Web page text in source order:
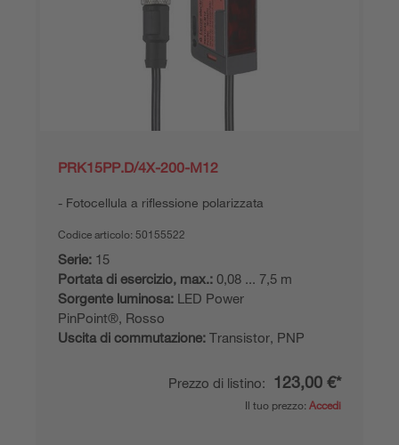
PRK15PP.D/4X-200-M12
Fotocellula a riflessione polarizzata
Codice articolo: 50155522
Serie: 15
Portata di esercizio, max.: 0,08 ... 7,5 m
Sorgente luminosa: LED Power
PinPoint®, Rosso
Uscita di commutazione: Transistor, PNP
Prezzo di listino: 123,00 €*
Il tuo prezzo: Accedi